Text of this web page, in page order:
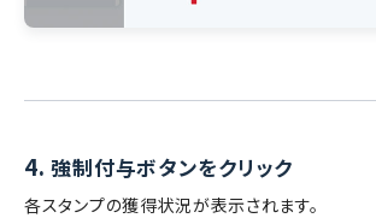
4. 強制付与ボタンをクリック
各スタンプの獲得状況が表示されます。